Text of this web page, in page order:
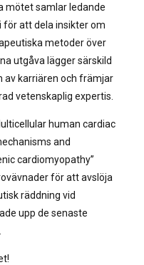
mötet samlar ledande
för att dela insikter om
metoder över
utgåva lägger särskild
av karriären och främjar
vetenskaplig expertis.
human cardiac
and
cardiomyopathy”
för att avslöja
räddning vid
upp de senaste